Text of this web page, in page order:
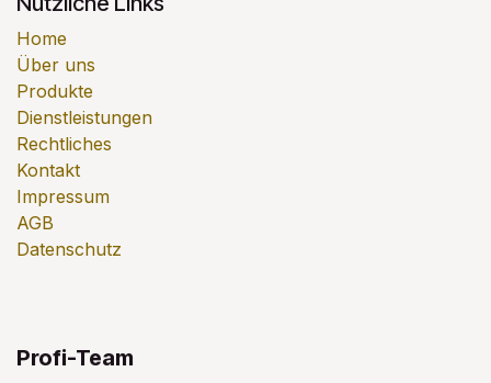
Home
Über uns
Produkte
Dienstleistungen
Rechtliches
Kontakt
Impressum
AGB
Datenschutz
Profi-Team